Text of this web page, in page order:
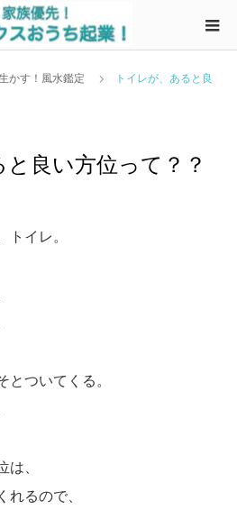
かす！風水鑑定
トイレが、あると良
と良い方位って？？
トイレ。
とついてくる。
は、
れるので、